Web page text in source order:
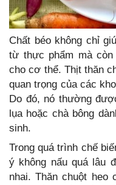
Chất béo không chỉ
từ thực phẩm mà
cho cơ thể. Thịt thăn
quan trọng của các
Do đó, nó thường
lụa hoặc chà bông
sinh.
Trong quá trình chế
ý không nấu quá lâu
nhai. Thăn chuột heo